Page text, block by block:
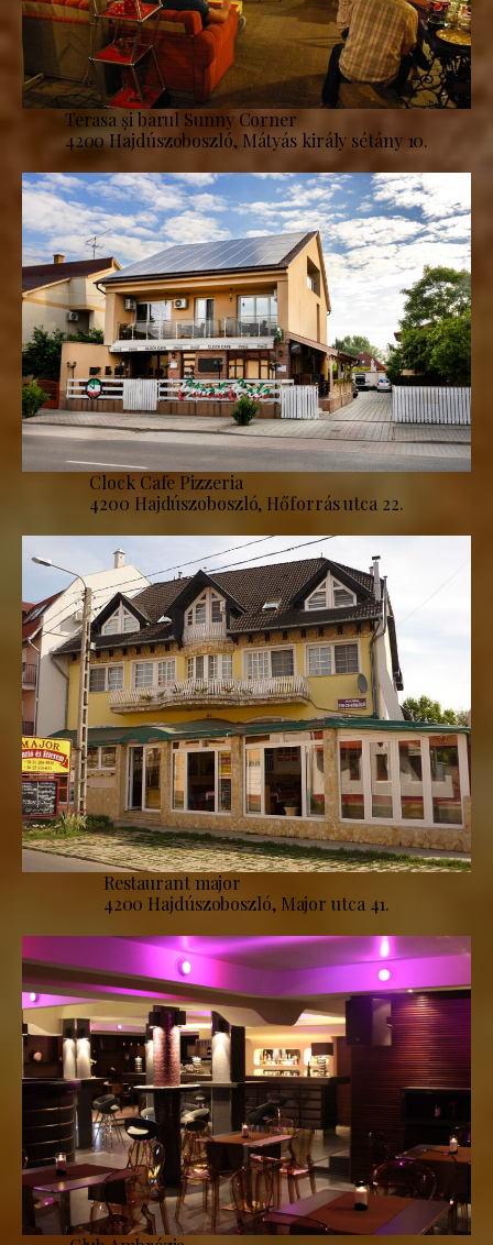
Terasa și barul Sunny Corner
4200 Hajdúszoboszló, Mátyás király sétány 10.
Clock Cafe Pizzeria
4200 Hajdúszoboszló, Hőforrás utca 22.
Restaurant major
4200 Hajdúszoboszló, Major utca 41.